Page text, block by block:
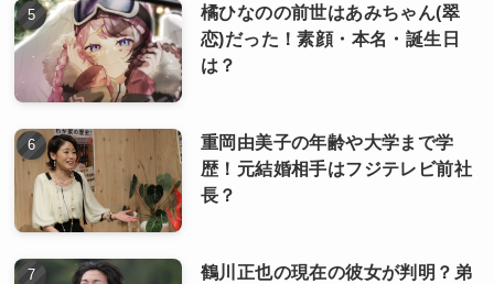
橘ひなのの前世はあみちゃん(翠
恋)だった！素顔・本名・誕生日
は？
重岡由美子の年齢や大学まで学
歴！元結婚相手はフジテレビ前社
長？
鶴川正也の現在の彼女が判明？弟